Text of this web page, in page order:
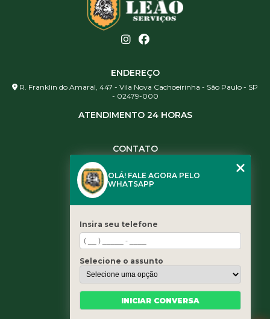
ENDEREÇO
R. Franklin do Amaral, 447 - Vila Nova Cachoeirinha - São Paulo - SP
- 02479-000
ATENDIMENTO 24 HORAS
CONTATO
(11) 3461-5871
contato@leaoservicos.com.br
Home
Quem somos
Serviços
Blog
OLÁ! FALE AGORA PELO
WHATSAPP
Insira seu telefone
Selecione o assunto
INICIAR CONVERSA